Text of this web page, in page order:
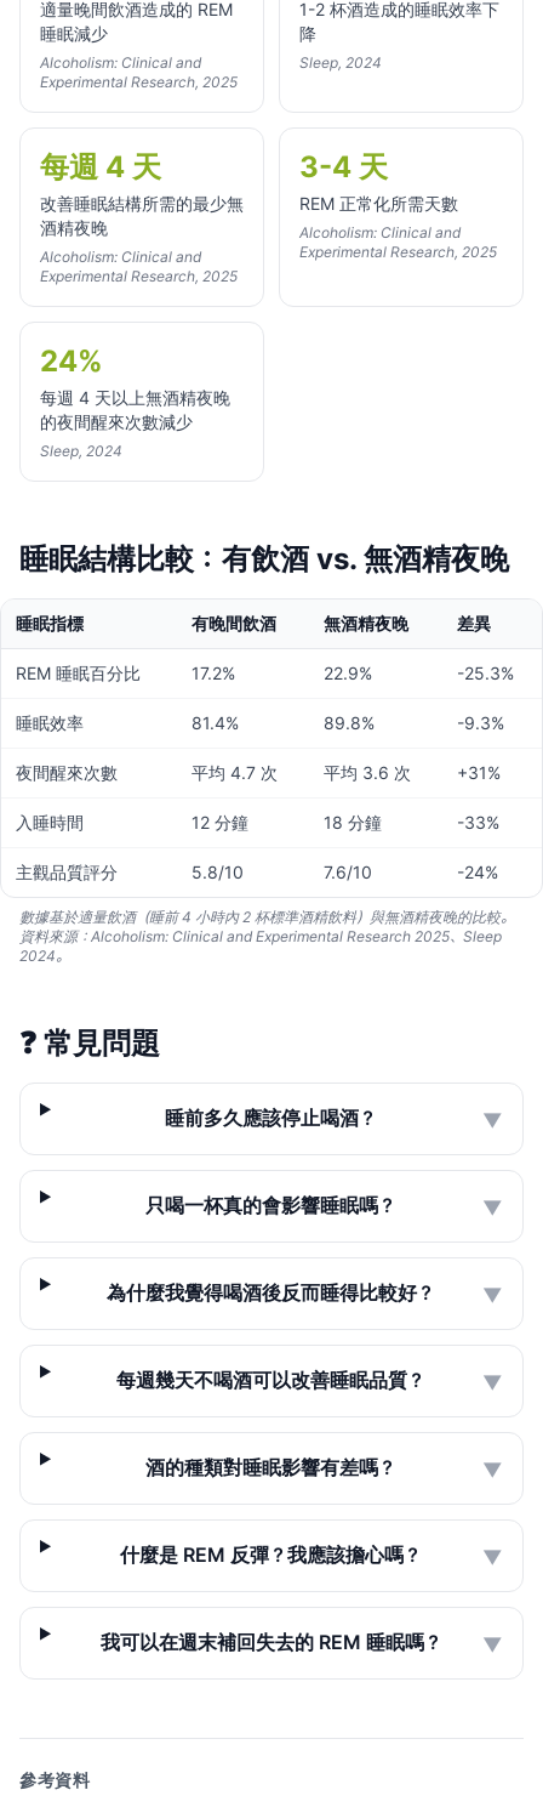
適量晚間飲酒造成的 REM
睡眠減少
Alcoholism: Clinical and
Experimental Research, 2025
1-2 杯酒造成的睡眠效率下
降
Sleep, 2024
每週 4 天
改善睡眠結構所需的最少無
酒精夜晚
Alcoholism: Clinical and
Experimental Research, 2025
3-4 天
REM 正常化所需天數
Alcoholism: Clinical and
Experimental Research, 2025
24%
每週 4 天以上無酒精夜晚
的夜間醒來次數減少
Sleep, 2024
睡眠結構比較：有飲酒 vs. 無酒精夜晚
睡眠指標 有晚間飲酒 無酒精夜晚 差異
REM 睡眠百分比 17.2% 22.9% -25.3%
睡眠效率 81.4% 89.8% -9.3%
夜間醒來次數 平均 4.7 次 平均 3.6 次 +31%
入睡時間 12 分鐘 18 分鐘 -33%
主觀品質評分 5.8/10 7.6/10 -24%
數據基於適量飲酒（睡前 4 小時內 2 杯標準酒精飲料）與無酒精夜晚的比較。
資料來源：Alcoholism: Clinical and Experimental Research 2025、Sleep
2024。
❓ 常見問題
睡前多久應該停止喝酒？ ▼
只喝一杯真的會影響睡眠嗎？ ▼
為什麼我覺得喝酒後反而睡得比較好？ ▼
每週幾天不喝酒可以改善睡眠品質？ ▼
酒的種類對睡眠影響有差嗎？ ▼
什麼是 REM 反彈？我應該擔心嗎？ ▼
我可以在週末補回失去的 REM 睡眠嗎？ ▼
參考資料